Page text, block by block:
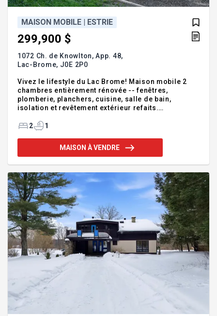
MAISON MOBILE | ESTRIE
299,900 $
1072 Ch. de Knowlton, App. 48,
Lac-Brome, J0E 2P0
Vivez le lifestyle du Lac Brome! Maison mobile 2
chambres entièrement rénovée -- fenêtres,
plomberie, planchers, cuisine, salle de bain,
isolation et revêtement extérieur refaits.
compromis! Située dans un parc paisible à
profitez d'un décor naturel exceptionnel et d'une vie
active. Rare sur le marché -- faites vite! Addenda
mode de vie recherché au coeur de Lac Brome -- un
secteur aussi paisibl
2 1
MAISON À VENDRE